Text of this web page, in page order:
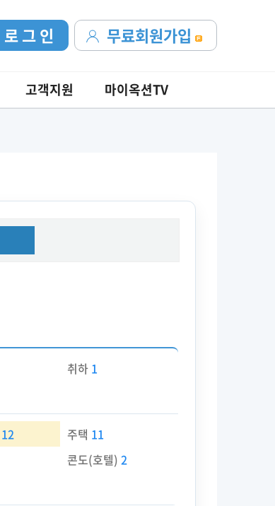
무료회원가입
로 그 인
고객지원 마이옥션TV
취하 1
12 주택 11
콘도(호텔) 2